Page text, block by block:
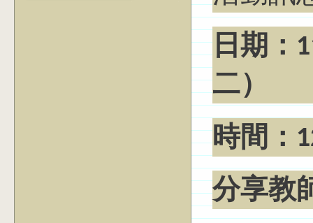
日期：
二）
時間：
分享教